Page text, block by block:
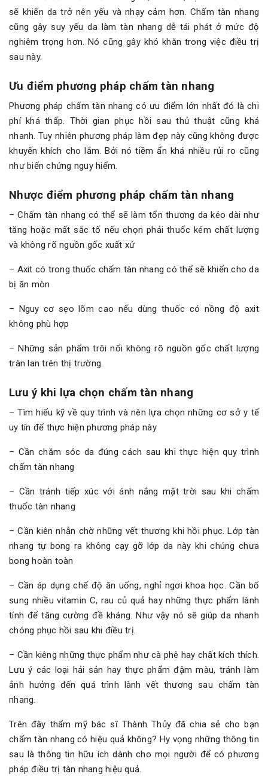
sẽ khiến da trở nên yếu và nhạy cảm hơn. Chấm tàn nhang
cũng gây suy yếu da làm tàn nhang dễ tái phát ở mức độ
nghiêm trọng hơn. Nó cũng gây khó khăn trong việc điều trị
sau này.
Ưu điểm phương pháp chấm tàn nhang
Phương pháp chấm tàn nhang có ưu điểm lớn nhất đó là chi
phí khá thấp. Thời gian phục hồi sau thủ thuật cũng khá
nhanh. Tuy nhiên phương pháp làm đẹp này cũng không được
khuyến khích cho lắm. Bởi nó tiềm ẩn khá nhiều rủi ro cũng
như biến chứng nguy hiểm.
Nhược điểm phương pháp chấm tàn nhang
– Chấm tàn nhang có thể sẽ làm tổn thương da kéo dài như
tăng hoặc mất sắc tố nếu chọn phải thuốc kém chất lượng
và không rõ nguồn gốc xuất xứ
– Axit có trong thuốc chấm tàn nhang có thể sẽ khiến cho da
bị ăn mòn
– Nguy cơ sẹo lõm cao nếu dùng thuốc có nồng độ axit
không phù hợp
– Những sản phẩm trôi nổi không rõ nguồn gốc chất lượng
tràn lan trên thị trường.
Lưu ý khi lựa chọn chấm tàn nhang
– Tìm hiểu kỹ về quy trình và nên lựa chọn những cơ sở y tế
uy tín để thực hiện phương pháp này
– Cần chăm sóc da đúng cách sau khi thực hiện quy trình
chấm tàn nhang
– Cần tránh tiếp xúc với ánh nắng mặt trời sau khi chấm
thuốc tàn nhang
– Cần kiên nhẫn chờ những vết thương khi hồi phục. Lớp tàn
nhang tự bong ra không cạy gỡ lớp da này khi chúng chưa
bong hoàn toàn
– Cần áp dụng chế độ ăn uống, nghỉ ngơi khoa học. Cần bổ
sung nhiều vitamin C, rau củ quả hay những thực phẩm lành
tính để tăng cường đề kháng. Như vậy nó sẽ giúp da nhanh
chóng phục hồi sau khi điều trị.
– Cần kiêng những thực phẩm như cà phê hay chất kích thích.
Lưu ý các loại hải sản hay thực phẩm đậm màu, tránh làm
ảnh hưởng đến quá trình lành vết thương sau chấm tàn
nhang.
Trên đây thẩm mỹ bác sĩ Thành Thủy đã chia sẻ cho bạn
chấm tàn nhang có hiệu quả không? Hy vọng những thông tin
sau là thông tin hữu ích dành cho mọi người để có phương
pháp điều trị tàn nhang hiệu quả.